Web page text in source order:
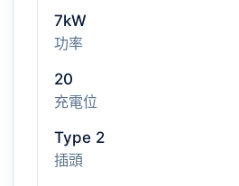
7kW
功率
20
充電位
Type 2
插頭